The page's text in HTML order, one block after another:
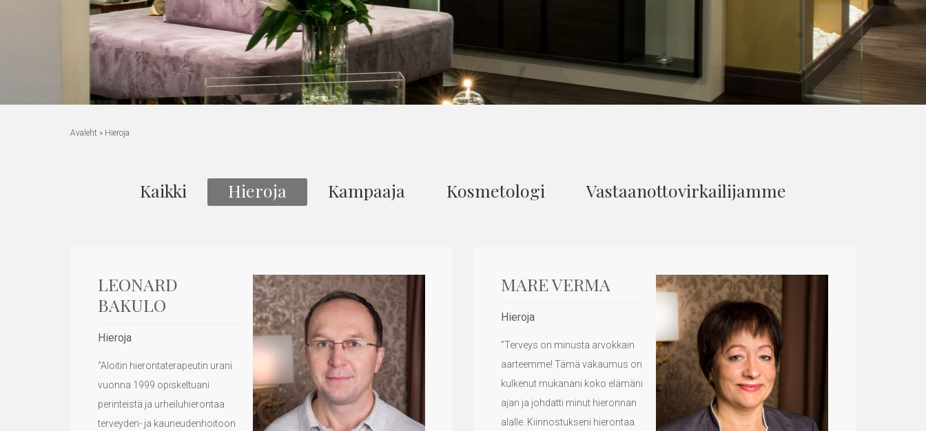
Avaleht » Hieroja
Kaikki Hieroja Kampaaja Kosmetologi Vastaanottovirkailijamme
LEONARD
BAKULO
Hieroja
“Aloitin hierontaterapeutin urani
vuonna 1999 opiskeltuani
perinteistä ja urheiluhierontaa
terveyden- ja kauneudenhoitoon
MARE VERMA
Hieroja
”Terveys on minusta arvokkain
aarteemme! Tämä vakaumus on
kulkenut mukanani koko elämäni
ajan ja johdatti minut hieronnan
alalle. Kiinnostukseni hierontaa